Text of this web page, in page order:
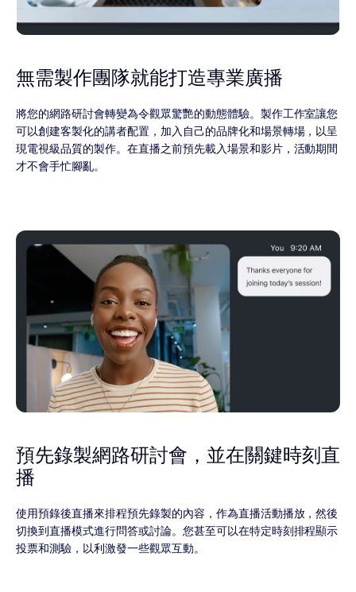
無需製作團隊就能打造專業廣播
將您的網路研討會轉變為令觀眾驚艷的動態體驗。製作工作室讓您
可以創建客製化的講者配置，加入自己的品牌化和場景轉場，以呈
現電視級品質的製作。在直播之前預先載入場景和影片，活動期間
才不會手忙腳亂。
預先錄製網路研討會，並在關鍵時刻直
播
使用預錄後直播來排程預先錄製的內容，作為直播活動播放，然後
切換到直播模式進行問答或討論。您甚至可以在特定時刻排程顯示
投票和測驗，以利激發一些觀眾互動。